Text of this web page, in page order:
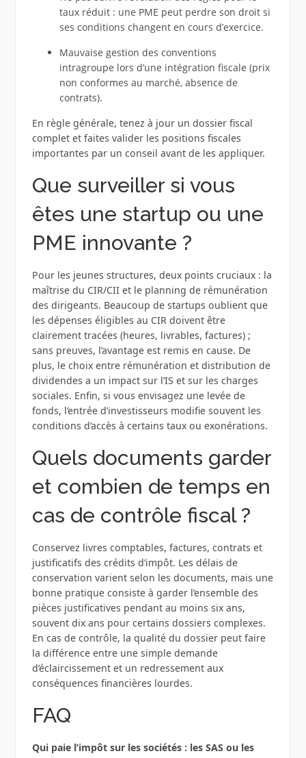
taux réduit : une PME peut perdre son droit si
ses conditions changent en cours d’exercice.
Mauvaise gestion des conventions
intragroupe lors d’une intégration fiscale (prix
non conformes au marché, absence de
contrats).
En règle générale, tenez à jour un dossier fiscal
complet et faites valider les positions fiscales
importantes par un conseil avant de les appliquer.
Que surveiller si vous
êtes une startup ou une
PME innovante ?
Pour les jeunes structures, deux points cruciaux : la
maîtrise du CIR/CII et le planning de rémunération
des dirigeants. Beaucoup de startups oublient que
les dépenses éligibles au CIR doivent être
clairement tracées (heures, livrables, factures) ;
sans preuves, l’avantage est remis en cause. De
plus, le choix entre rémunération et distribution de
dividendes a un impact sur l’IS et sur les charges
sociales. Enfin, si vous envisagez une levée de
fonds, l’entrée d’investisseurs modifie souvent les
conditions d’accès à certains taux ou exonérations.
Quels documents garder
et combien de temps en
cas de contrôle fiscal ?
Conservez livres comptables, factures, contrats et
justificatifs des crédits d’impôt. Les délais de
conservation varient selon les documents, mais une
bonne pratique consiste à garder l’ensemble des
pièces justificatives pendant au moins six ans,
souvent dix ans pour certains dossiers complexes.
En cas de contrôle, la qualité du dossier peut faire
la différence entre une simple demande
d’éclaircissement et un redressement aux
conséquences financières lourdes.
FAQ
Qui paie l’impôt sur les sociétés : les SAS ou les